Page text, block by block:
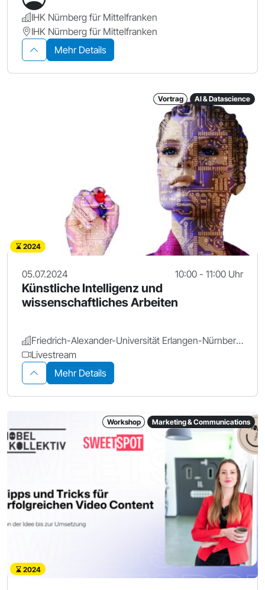
IHK Nürnberg für Mittelfranken
IHK Nürnberg für Mittelfranken
Mehr Details
Vortrag AI & Datascience
2024
05.07.2024 10:00 - 11:00 Uhr
Künstliche Intelligenz und
wissenschaftliches Arbeiten
Friedrich-Alexander-Universität Erlangen-Nürnberg.
Livestream
Mehr Details
Workshop Marketing & Communications
2024